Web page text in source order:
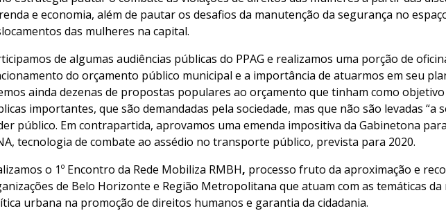
e economia, além de pautar os desafios da manutenção da segurança no
das mulheres na capital.
de algumas audiências públicas do PPAG e realizamos uma porção de
do orçamento público municipal e a importância de atuarmos em seu
ainda dezenas de propostas populares ao orçamento que tinham como
importantes, que são demandadas pela sociedade, mas que não são levadas “a
público. Em contrapartida, aprovamos uma emenda impositiva da Gabinetona
tecnologia de combate ao assédio no transporte público, prevista para 2020.
o 1º Encontro da Rede Mobiliza RMBH, processo fruto da aproximação e
de Belo Horizonte e Região Metropolitana que atuam com as temáticas
urbana na promoção de direitos humanos e garantia da cidadania.